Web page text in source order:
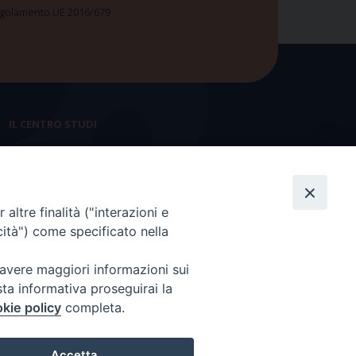
UE 2016/679
IL CENTRO STUDI
Presidenza e ufficio presidenza
Coordinamento nazionale
altre finalità ("interazioni e
come specificato nella
maggiori informazioni sui
informativa proseguirai la
policy completa.